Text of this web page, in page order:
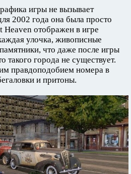
игры не вызывает
2002 года она была просто
Heaven отображен в игре
улочка, живописные
что даже после игры
такого города не существует.
правдоподобием номера в
и притоны.